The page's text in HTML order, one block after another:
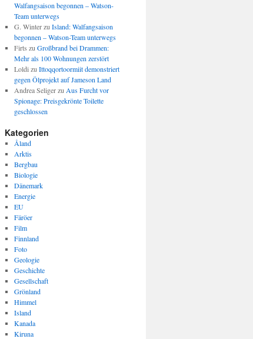
Walfangsaison begonnen – Watson-
Team unterwegs
G. Winterzu Island: Walfangsaison
begonnen – Watson-Team unterwegs
Firts zu Großbrand bei Drammen:
Mehr als 100 Wohnungen zerstört
Loldi zu Ittoqqortoormiit demonstriert
gegen Ölprojekt auf Jameson Land
Andrea Seligerzu Aus Furcht vor
Spionage: Preisgekrönte Toilette
geschlossen
Kategorien
Åland
Arktis
Bergbau
Biologie
Dänemark
Energie
EU
Färöer
Film
Finnland
Foto
Geologie
Geschichte
Gesellschaft
Grönland
Himmel
Island
Kanada
Kiruna